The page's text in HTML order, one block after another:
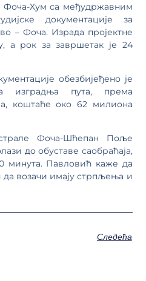
Фоча-Хум са међудржавним
документације за
– Фоча. Израда пројектне
а рок за завршетак је 24
обезбијеђено је
изградња пута, према
коштаће око 62 милиона
Фоча-Шћепан Поље
до обуставе саобраћаја,
минута. Павловић каже да
да возачи имају стрпљења и
Следећа